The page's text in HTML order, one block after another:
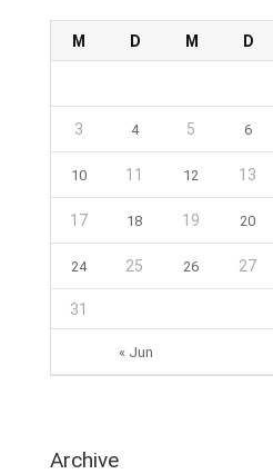
M D M D
« Jun
3 4 5 6
10 11 12 13
17 18 19 20
24 25 26 27
31
Archive